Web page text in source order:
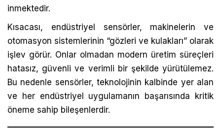
inmektedir.
Kısacası, endüstriyel sensörler, makinelerin ve
otomasyon sistemlerinin “gözleri ve kulakları” olarak
işlev görür. Onlar olmadan modern üretim süreçleri
hatasız, güvenli ve verimli bir şekilde yürütülemez.
Bu nedenle sensörler, teknolojinin kalbinde yer alan
ve her endüstriyel uygulamanın başarısında kritik
öneme sahip bileşenlerdir.